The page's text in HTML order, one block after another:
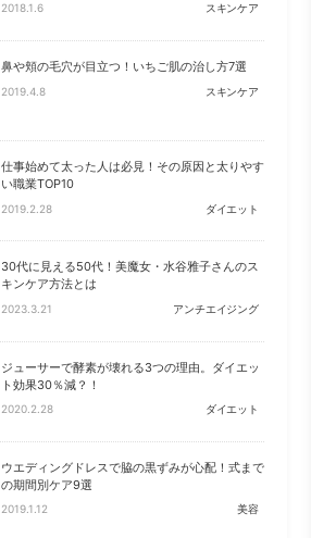
2018.1.6 スキンケア
鼻や頬の毛穴が目立つ！いちご肌の治し方7選
2019.4.8 スキンケア
仕事始めて太った人は必見！その原因と太りやす
い職業TOP10
2019.2.28 ダイエット
30代に見える50代！美魔女・水谷雅子さんのス
キンケア方法とは
2023.3.21 アンチエイジング
ジューサーで酵素が壊れる3つの理由。ダイエッ
ト効果30％減？！
2020.2.28 ダイエット
ウエディングドレスで脇の黒ずみが心配！式まで
の期間別ケア9選
2019.1.12 美容